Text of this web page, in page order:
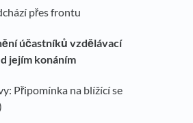
přes frontu
účastníků vzdělávací
jejím konáním
Připomínka na blížící se